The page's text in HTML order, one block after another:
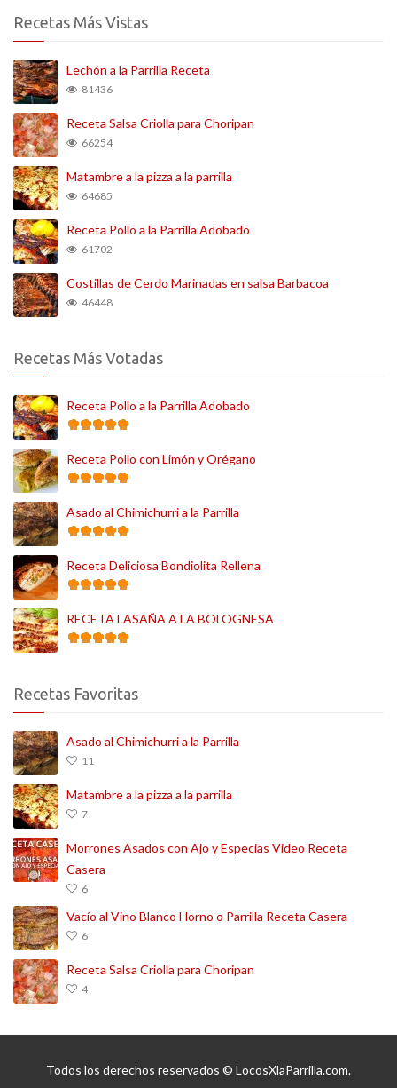
Recetas Más Vistas
Lechón a la Parrilla Receta
81436
Receta Salsa Criolla para Choripan
66254
Matambre a la pizza a la parrilla
64685
Receta Pollo a la Parrilla Adobado
61702
Costillas de Cerdo Marinadas en salsa Barbacoa
46448
Recetas Más Votadas
Receta Pollo a la Parrilla Adobado
Receta Pollo con Limón y Orégano
Asado al Chimichurri a la Parrilla
Receta Deliciosa Bondiolita Rellena
RECETA LASAÑA A LA BOLOGNESA
Recetas Favoritas
Asado al Chimichurri a la Parrilla
11
Matambre a la pizza a la parrilla
7
Morrones Asados con Ajo y Especias Video Receta
Casera
6
Vacío al Vino Blanco Horno o Parrilla Receta Casera
6
Receta Salsa Criolla para Choripan
4
Todos los derechos reservados © LocosXlaParrilla.com.